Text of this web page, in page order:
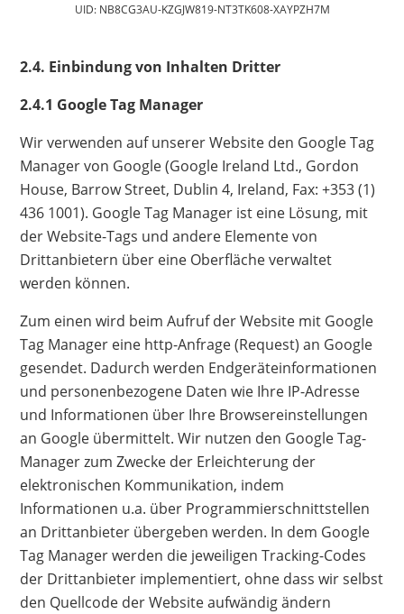
UID: NB8CG3AU-KZGJW819-NT3TK608-XAYPZH7M
2.4. Einbindung von Inhalten Dritter
2.4.1 Google Tag Manager
Wir verwenden auf unserer Website den Google Tag
Manager von Google (Google Ireland Ltd., Gordon
House, Barrow Street, Dublin 4, Ireland, Fax: +353 (1)
436 1001). Google Tag Manager ist eine Lösung, mit
der Website-Tags und andere Elemente von
Drittanbietern über eine Oberfläche verwaltet
werden können.
Zum einen wird beim Aufruf der Website mit Google
Tag Manager eine http-Anfrage (Request) an Google
gesendet. Dadurch werden Endgeräteinformationen
und personenbezogene Daten wie Ihre IP-Adresse
und Informationen über Ihre Browsereinstellungen
an Google übermittelt. Wir nutzen den Google Tag-
Manager zum Zwecke der Erleichterung der
elektronischen Kommunikation, indem
Informationen u.a. über Programmierschnittstellen
an Drittanbieter übergeben werden. In dem Google
Tag Manager werden die jeweiligen Tracking-Codes
der Drittanbieter implementiert, ohne dass wir selbst
den Quellcode der Website aufwändig ändern